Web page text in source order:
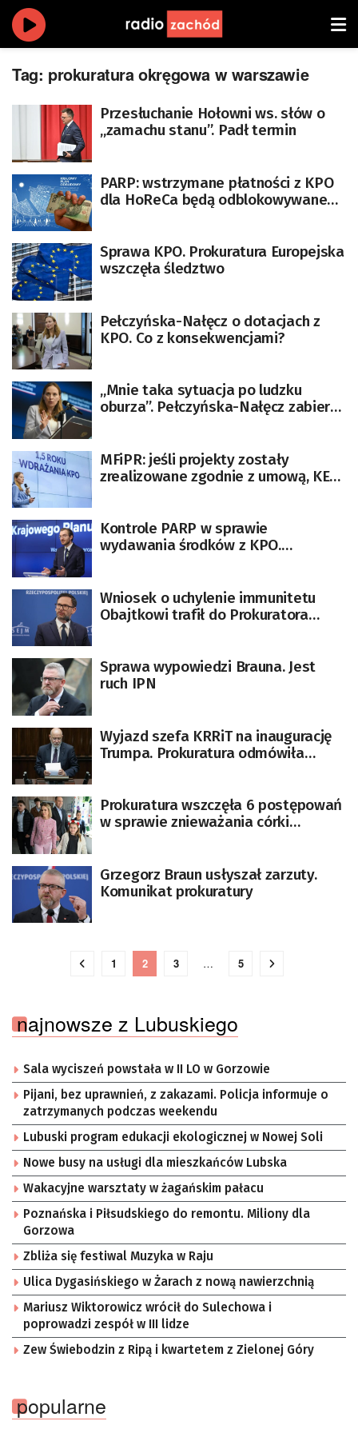
Tag: prokuratura okręgowa w warszawie
Przesłuchanie Hołowni ws. słów o
„zamachu stanu”. Padł termin
PARP: wstrzymane płatności z KPO
dla HoReCa będą odblokowywane
Sprawa KPO. Prokuratura Europejska
wszczęła śledztwo
Pełczyńska-Nałęcz o dotacjach z
KPO. Co z konsekwencjami?
„Mnie taka sytuacja po ludzku
oburza”. Pełczyńska-Nałęcz zabiera
MFiPR: jeśli projekty zostały
zrealizowane zgodnie z umową, KE
Kontrole PARP w sprawie
wydawania środków z KPO.
Wniosek o uchylenie immunitetu
Obajtkowi trafił do Prokuratora
Sprawa wypowiedzi Brauna. Jest
ruch IPN
Wyjazd szefa KRRiT na inaugurację
Trumpa. Prokuratura odmówiła
Prokuratura wszczęła 6 postępowań
w sprawie znieważania córki
Grzegorz Braun usłyszał zarzuty.
Komunikat prokuratury
1 2 3 … 5
najnowsze z Lubuskiego
Sala wyciszeń powstała w II LO w Gorzowie
Pijani, bez uprawnień, z zakazami. Policja informuje o
zatrzymanych podczas weekendu
Lubuski program edukacji ekologicznej w Nowej Soli
Nowe busy na usługi dla mieszkańców Lubska
Wakacyjne warsztaty w żagańskim pałacu
Poznańska i Piłsudskiego do remontu. Miliony dla
Gorzowa
Zbliża się festiwal Muzyka w Raju
Ulica Dygasińskiego w Żarach z nową nawierzchnią
Mariusz Wiktorowicz wrócił do Sulechowa i
poprowadzi zespół w III lidze
Zew Świebodzin z Ripą i kwartetem z Zielonej Góry
popularne